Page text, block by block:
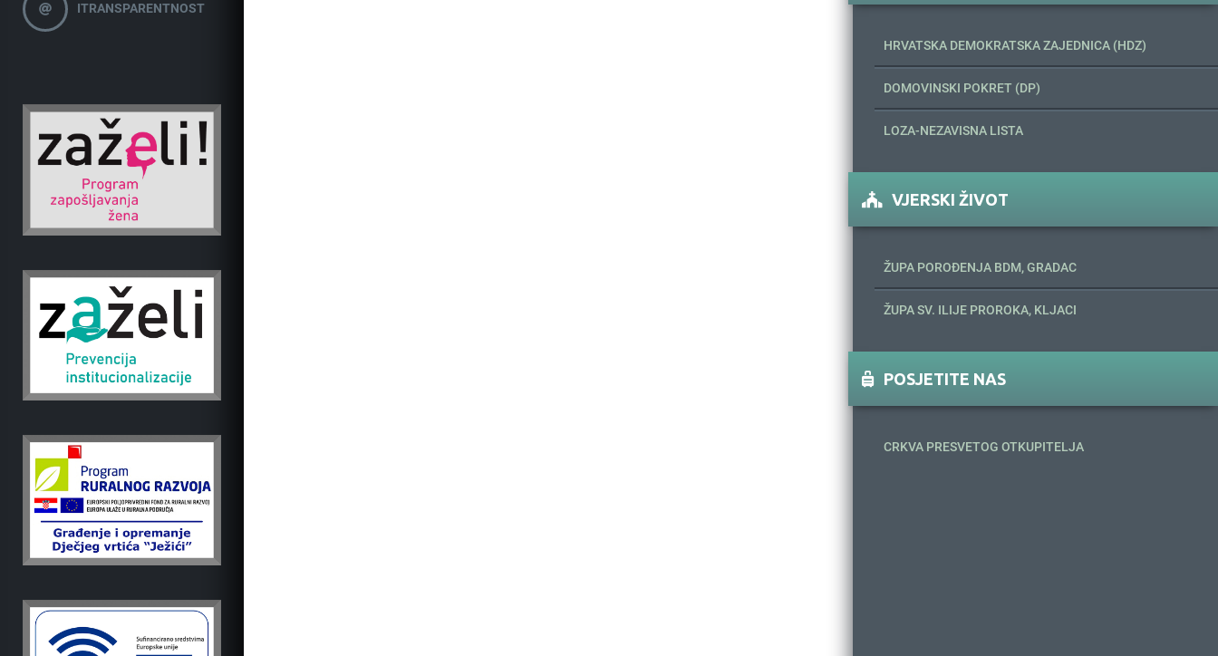
ITRANSPARENTNOST
HRVATSKA DEMOKRATSKA ZAJEDNICA (HDZ)
DOMOVINSKI POKRET (DP)
LOZA-NEZAVISNA LISTA
VJERSKI ŽIVOT
ŽUPA POROĐENJA BDM, GRADAC
ŽUPA SV. ILIJE PROROKA, KLJACI
POSJETITE NAS
CRKVA PRESVETOG OTKUPITELJA